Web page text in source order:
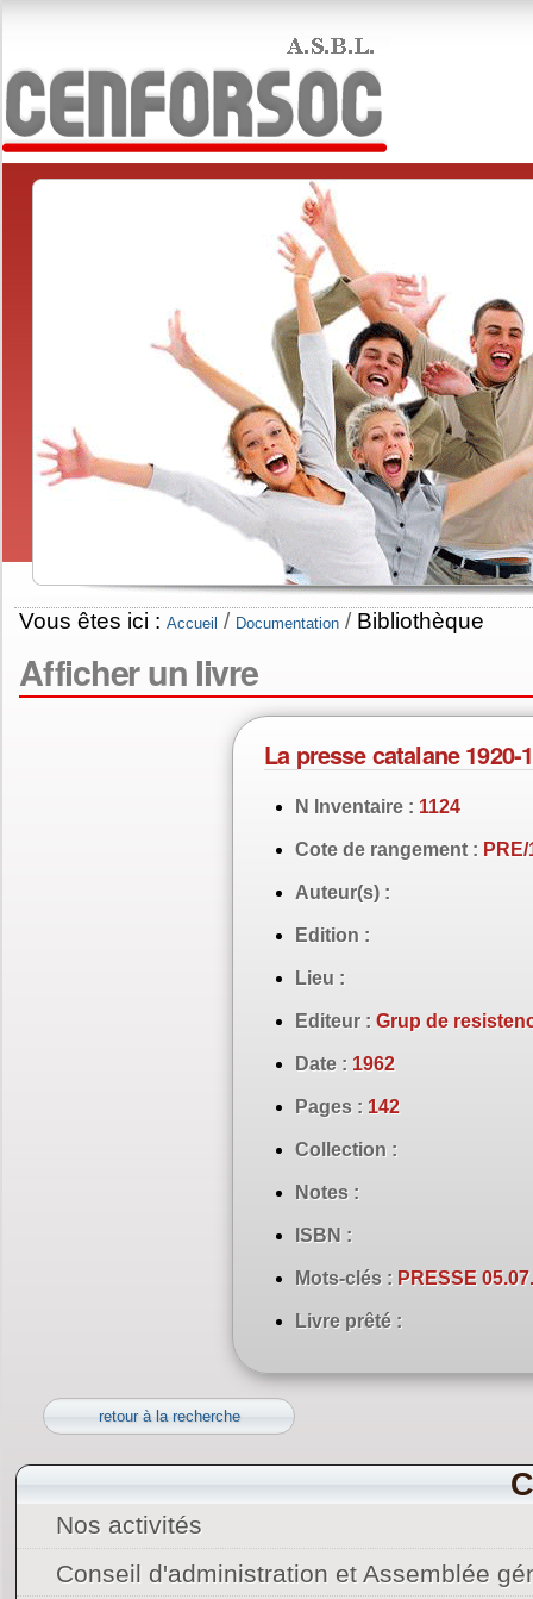
Vous êtes ici : Accueil / Documentation / Bibliothèque
Afficher un livre
La presse catalane 1920-
N Inventaire : 1124
Cote de rangement : PRE/
Auteur(s) :
Edition :
Lieu :
Editeur : Grup de
Date : 1962
Pages : 142
Collection :
Notes :
ISBN :
Mots-clés : PRESSE
Livre prêté :
retour à la recherche
Nos activités
Conseil d'administration et Assemblée